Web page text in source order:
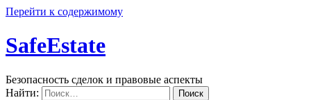
Перейти к содержимому
SafeEstate
Безопасность сделок и правовые аспекты
Найти: